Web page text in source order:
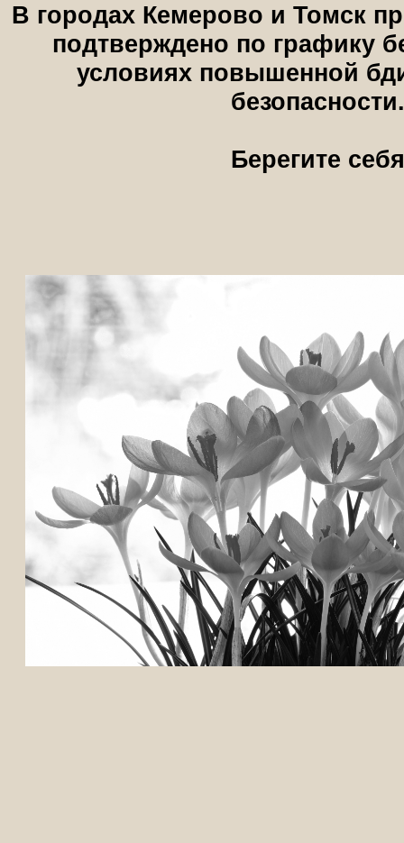
В городах Кемерово и Томск
подтверждено по графику
условиях повышенной
безопасности.
Берегите себя